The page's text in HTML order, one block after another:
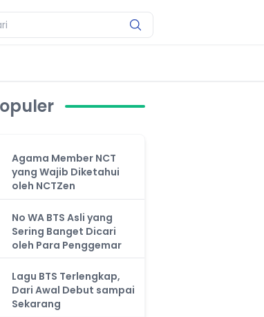
Agama Member NCT
yang Wajib Diketahui
oleh NCTZen
No WA BTS Asli yang
Sering Banget Dicari
oleh Para Penggemar
Lagu BTS Terlengkap,
Dari Awal Debut sampai
Sekarang